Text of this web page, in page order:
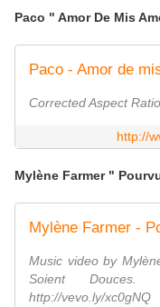
Paco " Amor De Mis
Paco - Amor de
Corrected Aspect
http://
Mylène Farmer "
Mylène Farmer -
Music video by
Soient Douces.
http://vevo.ly/